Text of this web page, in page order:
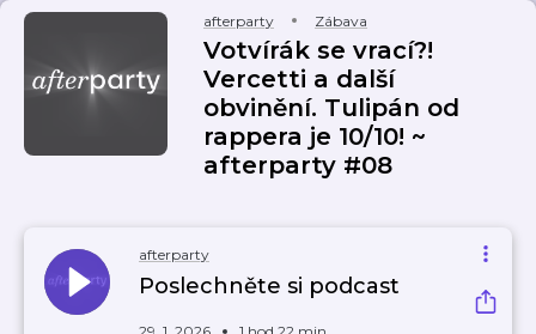
afterparty Zábava
Votvírák se vrací?!
Vercetti a další
obvinění. Tulipán od
rappera je 10/10! ~
afterparty #08
afterparty
Poslechněte si podcast